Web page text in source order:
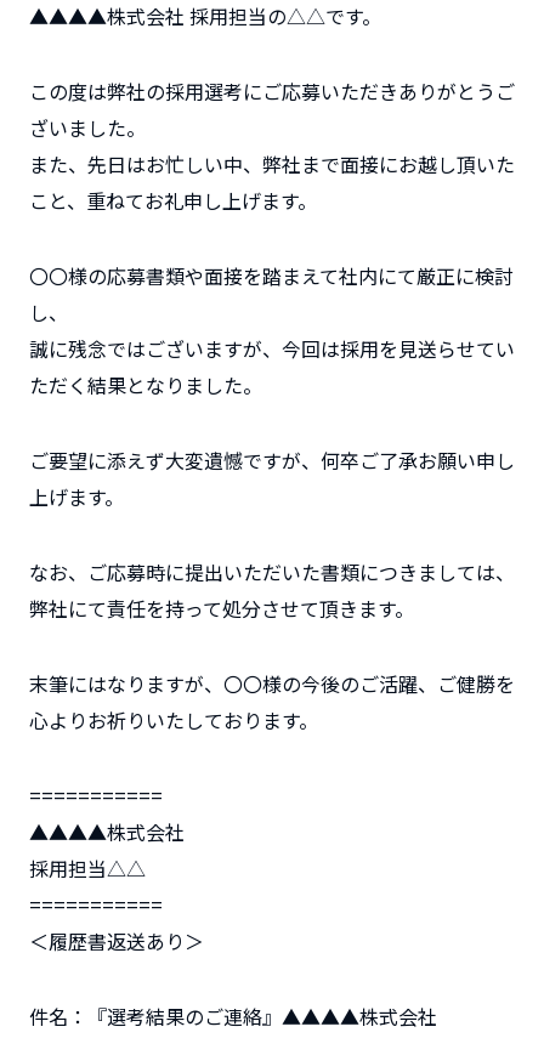
▲▲▲▲株式会社 採用担当の△△です。
この度は弊社の採用選考にご応募いただきありがとうご
ざいました。
また、先日はお忙しい中、弊社まで面接にお越し頂いた
こと、重ねてお礼申し上げます。
〇〇様の応募書類や面接を踏まえて社内にて厳正に検討
し、
誠に残念ではございますが、今回は採用を見送らせてい
ただく結果となりました。
ご要望に添えず大変遺憾ですが、何卒ご了承お願い申し
上げます。
なお、ご応募時に提出いただいた書類につきましては、
弊社にて責任を持って処分させて頂きます。
末筆にはなりますが、〇〇様の今後のご活躍、ご健勝を
心よりお祈りいたしております。
===========
▲▲▲▲株式会社
採用担当△△
===========
＜履歴書返送あり＞
件名：『選考結果のご連絡』▲▲▲▲株式会社